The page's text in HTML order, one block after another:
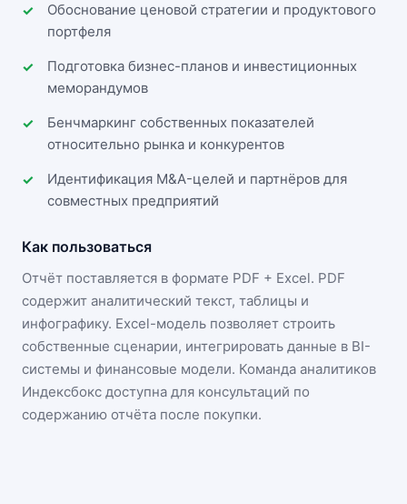
Обоснование ценовой стратегии и продуктового
портфеля
Подготовка бизнес-планов и инвестиционных
меморандумов
Бенчмаркинг собственных показателей
относительно рынка и конкурентов
Идентификация M&A-целей и партнёров для
совместных предприятий
Как пользоваться
Отчёт поставляется в формате PDF + Excel. PDF
содержит аналитический текст, таблицы и
инфографику. Excel-модель позволяет строить
собственные сценарии, интегрировать данные в BI-
системы и финансовые модели. Команда аналитиков
Индексбокс доступна для консультаций по
содержанию отчёта после покупки.